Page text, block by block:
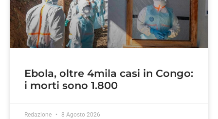
Ebola, oltre 4mila casi in Congo:
i morti sono 1.800
Redazione 8 Agosto 2026